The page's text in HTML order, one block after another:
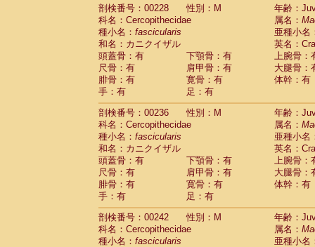
剖検番号：00228
性別：M
年齢：
科名：Cercopithecidae
属名：
種小名： fascicularis
亜種小名
和名：カニクイザル
英名：
頭蓋骨：有
下顎骨：有
上腕骨：
尺骨：有
肩甲骨：有
大腿骨：
腓骨：有
寛骨：有
体幹：有
手：有
足：有
剖検番号：00236
性別：M
年齢：
科名：Cercopithecidae
属名：
種小名： fascicularis
亜種小名
和名：カニクイザル
英名：
頭蓋骨：有
下顎骨：有
上腕骨：
尺骨：有
肩甲骨：有
大腿骨：
腓骨：有
寛骨：有
体幹：有
手：有
足：有
剖検番号：00242
性別：M
年齢：
科名：Cercopithecidae
属名：
種小名： fascicularis
亜種小名